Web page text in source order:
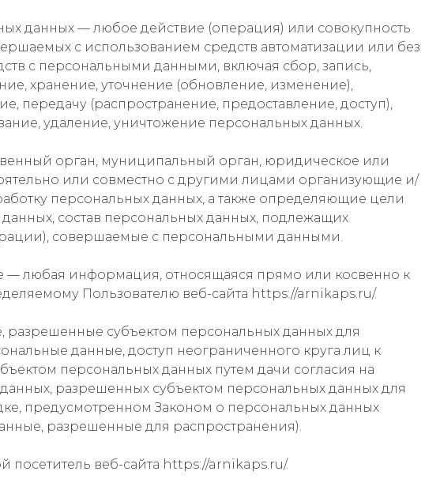
данных — любое действие (операция) или совокупность
с использованием средств автоматизации или без
с персональными данными, включая сбор, запись,
хранение, уточнение (обновление, изменение),
передачу (распространение, предоставление, доступ),
удаление, уничтожение персональных данных.
орган, муниципальный орган, юридическое или
или совместно с другими лицами организующие и/
персональных данных, а также определяющие цели
состав персональных данных, подлежащих
совершаемые с персональными данными.
— любая информация, относящаяся прямо или косвенно к
Пользователю веб-сайта https://arnikaps.ru/.
разрешенные субъектом персональных данных для
данные, доступ неограниченного круга лиц к
персональных данных путем дачи согласия на
разрешенных субъектом персональных данных для
предусмотренном Законом о персональных данных
разрешенные для распространения).
посетитель веб-сайта https://arnikaps.ru/.